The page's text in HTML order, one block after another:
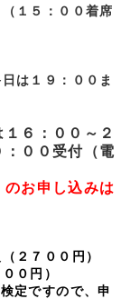
１５：００着席
は１９：００ま
６：００～２
：００受付（電
お申し込みは
（２７００円）
０円）
定ですので、申